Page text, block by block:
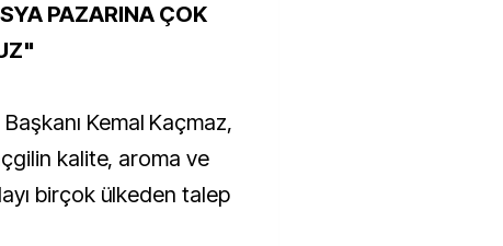
PAZARINA ÇOK
Kemal Kaçmaz,
kalite, aroma ve
birçok ülkeden talep